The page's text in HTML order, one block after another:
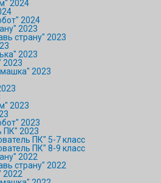
2024
2024
2023
страну" 2023
2023
2023
2023
2023
2023
ПК" 2023
ПК" 5-7 класс
ПК" 8-9 класс
2022
страну" 2022
2022